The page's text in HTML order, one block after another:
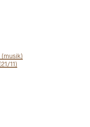
(musik)
11)